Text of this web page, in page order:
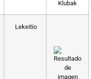
Klubak
Lekeitio